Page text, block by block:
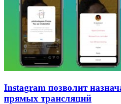
Instagram позволит
прямых трансляций